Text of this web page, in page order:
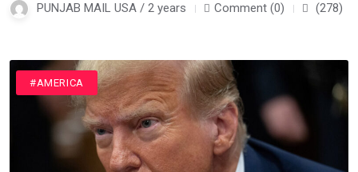
PUNJAB MAIL USA / 2 years Comment (0) (278)
#AMERICA